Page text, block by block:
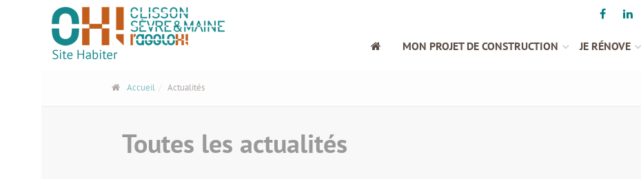
MON PROJET DE CONSTRUCTION JE RÉNOVE
Accueil Actualités
Toutes les actualités
Panneau de gestion des cookies